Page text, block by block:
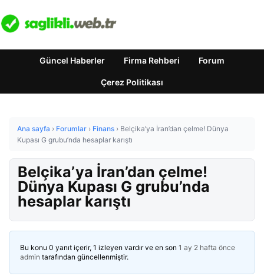
Güncel Haberler Firma Rehberi Forum
Çerez Politikası
Ana sayfa › Forumlar › Finans › Belçika’ya İran’dan çelme! Dünya
Kupası G grubu’nda hesaplar karıştı
Belçika’ya İran’dan çelme!
Dünya Kupası G grubu’nda
hesaplar karıştı
Bu konu 0 yanıt içerir, 1 izleyen vardır ve en son 1 ay 2 hafta önce
admin tarafından güncellenmiştir.